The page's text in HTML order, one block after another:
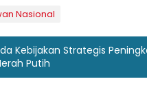
Nasional
Kebijakan Strategis
Putih